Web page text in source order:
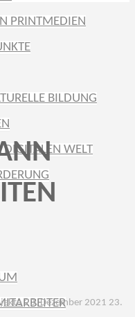
PRINTMEDIEN
BILDUNG
WELT
23. Dezember 2021 23.